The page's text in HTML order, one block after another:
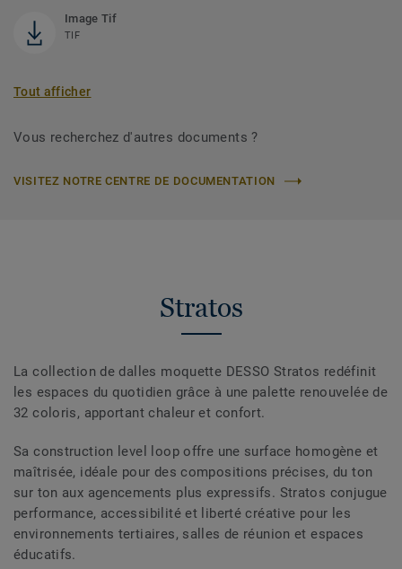
Image Tif
TIF
Tout afficher
Vous recherchez d'autres documents ?
VISITEZ NOTRE CENTRE DE DOCUMENTATION
Stratos
La collection de dalles moquette DESSO Stratos redéfinit
les espaces du quotidien grâce à une palette renouvelée de
32 coloris, apportant chaleur et confort.
Sa construction level loop offre une surface homogène et
maîtrisée, idéale pour des compositions précises, du ton
sur ton aux agencements plus expressifs. Stratos conjugue
performance, accessibilité et liberté créative pour les
environnements tertiaires, salles de réunion et espaces
éducatifs.